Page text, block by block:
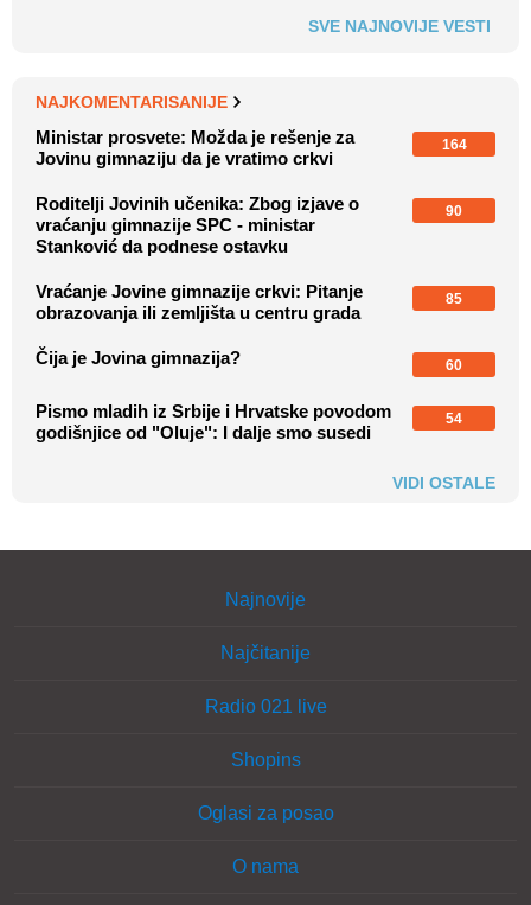
SVE NAJNOVIJE VESTI
NAJKOMENTARISANIJE
Ministar prosvete: Možda je rešenje za
Jovinu gimnaziju da je vratimo crkvi
164
Roditelji Jovinih učenika: Zbog izjave o
vraćanju gimnazije SPC - ministar
Stanković da podnese ostavku
90
Vraćanje Jovine gimnazije crkvi: Pitanje
obrazovanja ili zemljišta u centru grada
85
Čija je Jovina gimnazija? 60
Pismo mladih iz Srbije i Hrvatske povodom
godišnjice od "Oluje": I dalje smo susedi
54
VIDI OSTALE
Najnovije
Najčitanije
Radio 021 live
Shopins
Oglasi za posao
O nama